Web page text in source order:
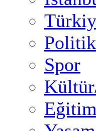
Spor
Eğitim